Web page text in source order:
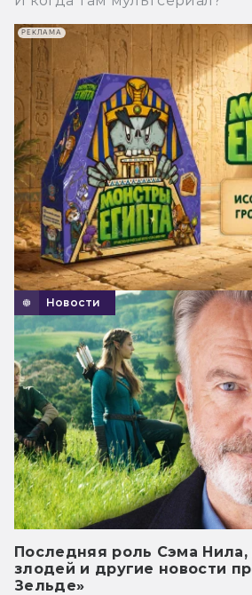
Новости
Последняя роль Сэма Нила,
злодей и другие новости
Зельде»
РЕКЛАМА